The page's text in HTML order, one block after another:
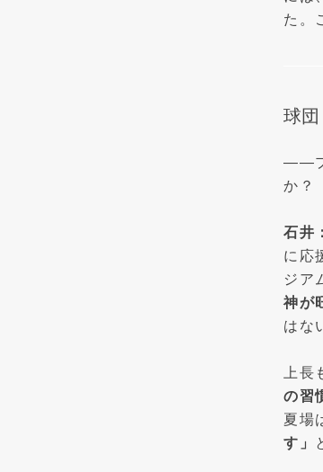
た。
球
——プ
か？
石井：
に応
ジア
神が
はな
上
の習
夏場
す」